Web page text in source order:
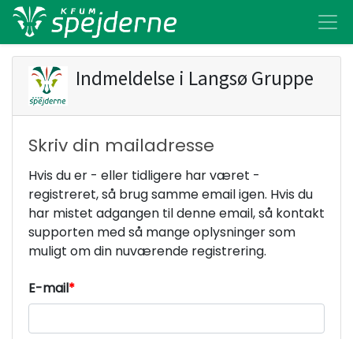
Indmeldelse i Langsø Gruppe
Skriv din mailadresse
Hvis du er - eller tidligere har været -
registreret, så brug samme email igen. Hvis du
har mistet adgangen til denne email, så kontakt
supporten med så mange oplysninger som
muligt om din nuværende registrering.
E-mail